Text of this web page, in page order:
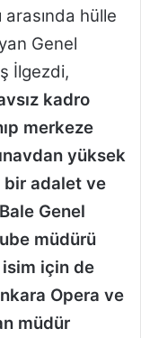
hülle
Genel
İlgezdi,
kadro
merkeze
yüksek
bir adalet ve
Genel
müdürü
isim için de
Opera ve
müdür